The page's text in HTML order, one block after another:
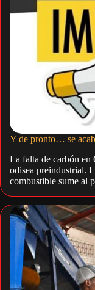
Y de pronto… se
La falta de carbón en
odisea preindustrial.
combustible sume al